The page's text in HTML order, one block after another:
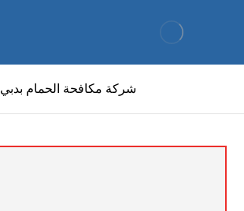
شركة مكافحة الحمام بدبي